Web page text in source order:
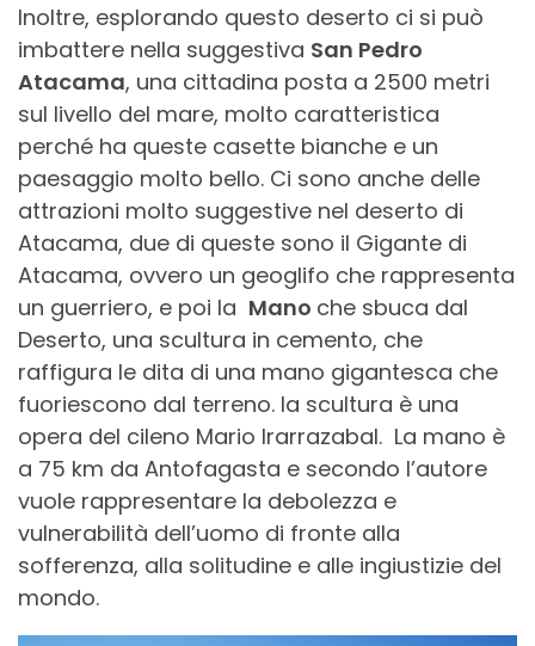
Inoltre, esplorando questo deserto ci si può
imbattere nella suggestiva San Pedro
Atacama, una cittadina posta a 2500 metri
sul livello del mare, molto caratteristica
perché ha queste casette bianche e un
paesaggio molto bello. Ci sono anche delle
attrazioni molto suggestive nel deserto di
Atacama, due di queste sono il Gigante di
Atacama, ovvero un geoglifo che rappresenta
un guerriero, e poi la Mano che sbuca dal
Deserto, una scultura in cemento, che
raffigura le dita di una mano gigantesca che
fuoriescono dal terreno. la scultura è una
opera del cileno Mario Irarrazabal. La mano è
a 75 km da Antofagasta e secondo l’autore
vuole rappresentare la debolezza e
vulnerabilità dell’uomo di fronte alla
sofferenza, alla solitudine e alle ingiustizie del
mondo.